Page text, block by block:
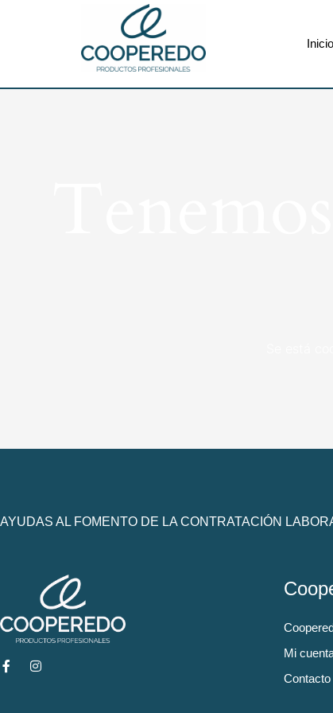
Inicio
AYUDAS AL FOMENTO DE LA CONTRATACIÓN
Mi
Contacto